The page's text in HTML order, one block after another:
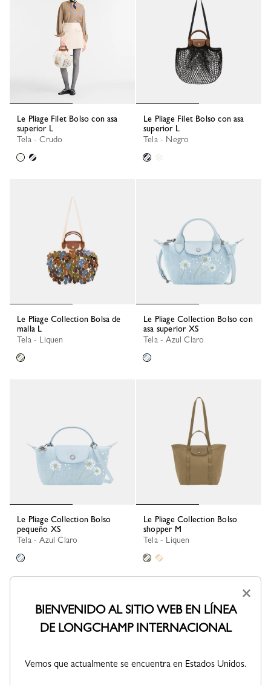
Le Pliage Filet Bolso con asa
superior L
Tela - Crudo
Le Pliage Filet Bolso con asa
superior L
Tela - Negro
Le Pliage Collection Bolsa de
malla L
Tela - Liquen
Le Pliage Collection Bolso con
asa superior XS
Tela - Azul Claro
Le Pliage Collection Bolso
pequeño XS
Tela - Azul Claro
Le Pliage Collection Bolso
shopper M
Tela - Liquen
×
BIENVENIDO AL SITIO WEB EN LÍNEA
DE LONGCHAMP INTERNACIONAL
Vemos que actualmente se encuentra en Estados Unidos.